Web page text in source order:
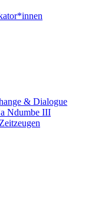
& Dialogue
Ndumbe III